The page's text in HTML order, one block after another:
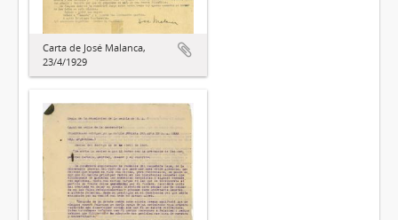
Carta de José Malanca,
23/4/1929